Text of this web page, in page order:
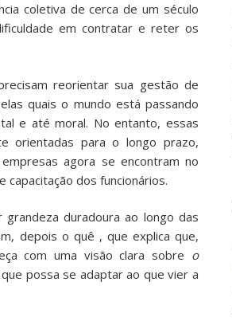
coletiva de cerca de um século
em contratar e reter os
reorientar sua gestão de
quais o mundo está passando
e até moral. No entanto, essas
orientadas para o longo prazo,
agora se encontram no
dos funcionários.
duradoura ao longo das
depois o quê , que explica que,
com uma visão clara sobre o
possa se adaptar ao que vier a